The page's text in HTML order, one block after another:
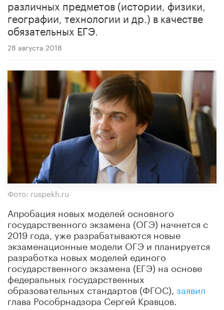
различных предметов (истории, физики,
географии, технологии и др.) в качестве
обязательных ЕГЭ.
28 августа 2018
Фото: ruspekh.ru
Апробация новых моделей основного
государственного экзамена (ОГЭ) начнется с
2019 года, уже разрабатываются новые
экзаменационные модели ОГЭ и планируется
разработка новых моделей единого
государственного экзамена (ЕГЭ) на основе
федеральных государственных
образовательных стандартов (ФГОС), заявил
глава Рособрнадзора Сергей Кравцов.